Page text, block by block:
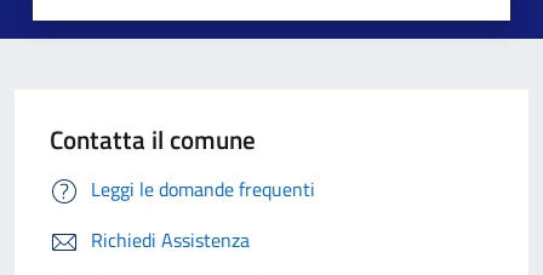
Contatta il comune
Leggi le domande frequenti
Richiedi Assistenza